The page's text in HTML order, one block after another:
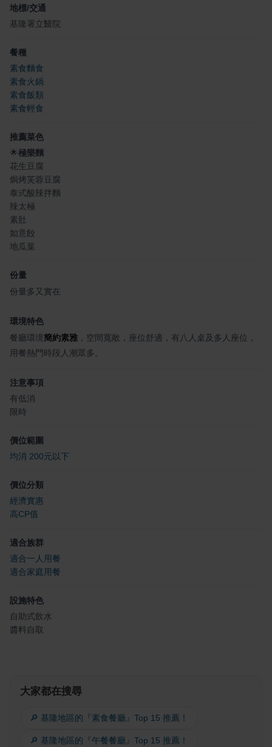
地標/交通
基隆署立醫院
餐種
素食麵食
素食火鍋
素食飯類
素食輕食
推薦菜色
🌟極樂麵
花生豆腐
焗烤芙蓉豆腐
泰式酸辣拌麵
辣太極
素肚
如意餃
地瓜葉
份量
份量多又實在
環境特色
餐廳環境簡約素雅 ，空間寬敞，座位舒適，有八人桌及多人座位，
用餐熱門時段人潮眾多。
注意事項
有低消
限時
價位範圍
均消 200元以下
價位分類
經濟實惠
高CP值
適合族群
適合一人用餐
適合家庭用餐
設施特色
自助式飲水
醬料自取
大家都在搜尋
🔎 基隆地區的『素食餐廳』Top 15 推薦！
🔎 基隆地區的『午餐餐廳』Top 15 推薦！